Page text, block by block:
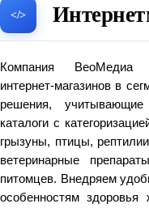
Интернет
Компания ВеоМедиа
интернет‑магазинов в
решения,
каталоги с
грызуны, птицы,
ветеринарные
питомцев. Внедряем
особенностям здоровья